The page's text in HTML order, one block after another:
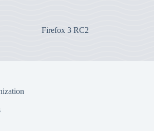
Firefox 3 RC2